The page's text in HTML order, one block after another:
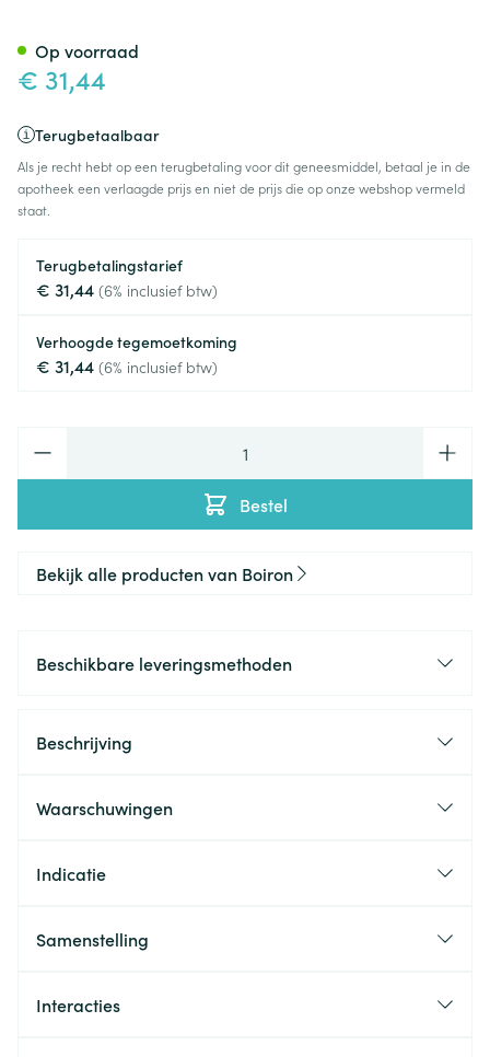
€ 31,44
Terugbetaalbaar
Als je recht hebt op een terugbetaling voor dit geneesmiddel, betaal je in de
apotheek een verlaagde prijs en niet de prijs die op onze webshop vermeld
staat.
Terugbetalingstarief
€ 31,44 (6% inclusief btw)
Verhoogde tegemoetkoming
€ 31,44 (6% inclusief btw)
Bestel
Op voorraad
Bekijk alle producten van Boiron
Beschikbare leveringsmethoden
Beschrijving
Waarschuwingen
Indicatie
Samenstelling
Interacties